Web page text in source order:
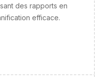
des rapports en
efficace.